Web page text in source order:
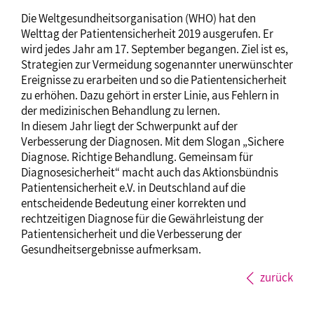
Die Weltgesundheitsorganisation (WHO) hat den
Welttag der Patientensicherheit 2019 ausgerufen. Er
wird jedes Jahr am 17. September begangen. Ziel ist es,
Strategien zur Vermeidung sogenannter unerwünschter
Ereignisse zu erarbeiten und so die Patientensicherheit
zu erhöhen. Dazu gehört in erster Linie, aus Fehlern in
der medizinischen Behandlung zu lernen.
In diesem Jahr liegt der Schwerpunkt auf der
Verbesserung der Diagnosen. Mit dem Slogan „Sichere
Diagnose. Richtige Behandlung. Gemeinsam für
Diagnosesicherheit“ macht auch das Aktionsbündnis
Patientensicherheit e.V. in Deutschland auf die
entscheidende Bedeutung einer korrekten und
rechtzeitigen Diagnose für die Gewährleistung der
Patientensicherheit und die Verbesserung der
Gesundheitsergebnisse aufmerksam.
zurück